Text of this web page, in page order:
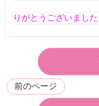
りがとうございました
前のページ